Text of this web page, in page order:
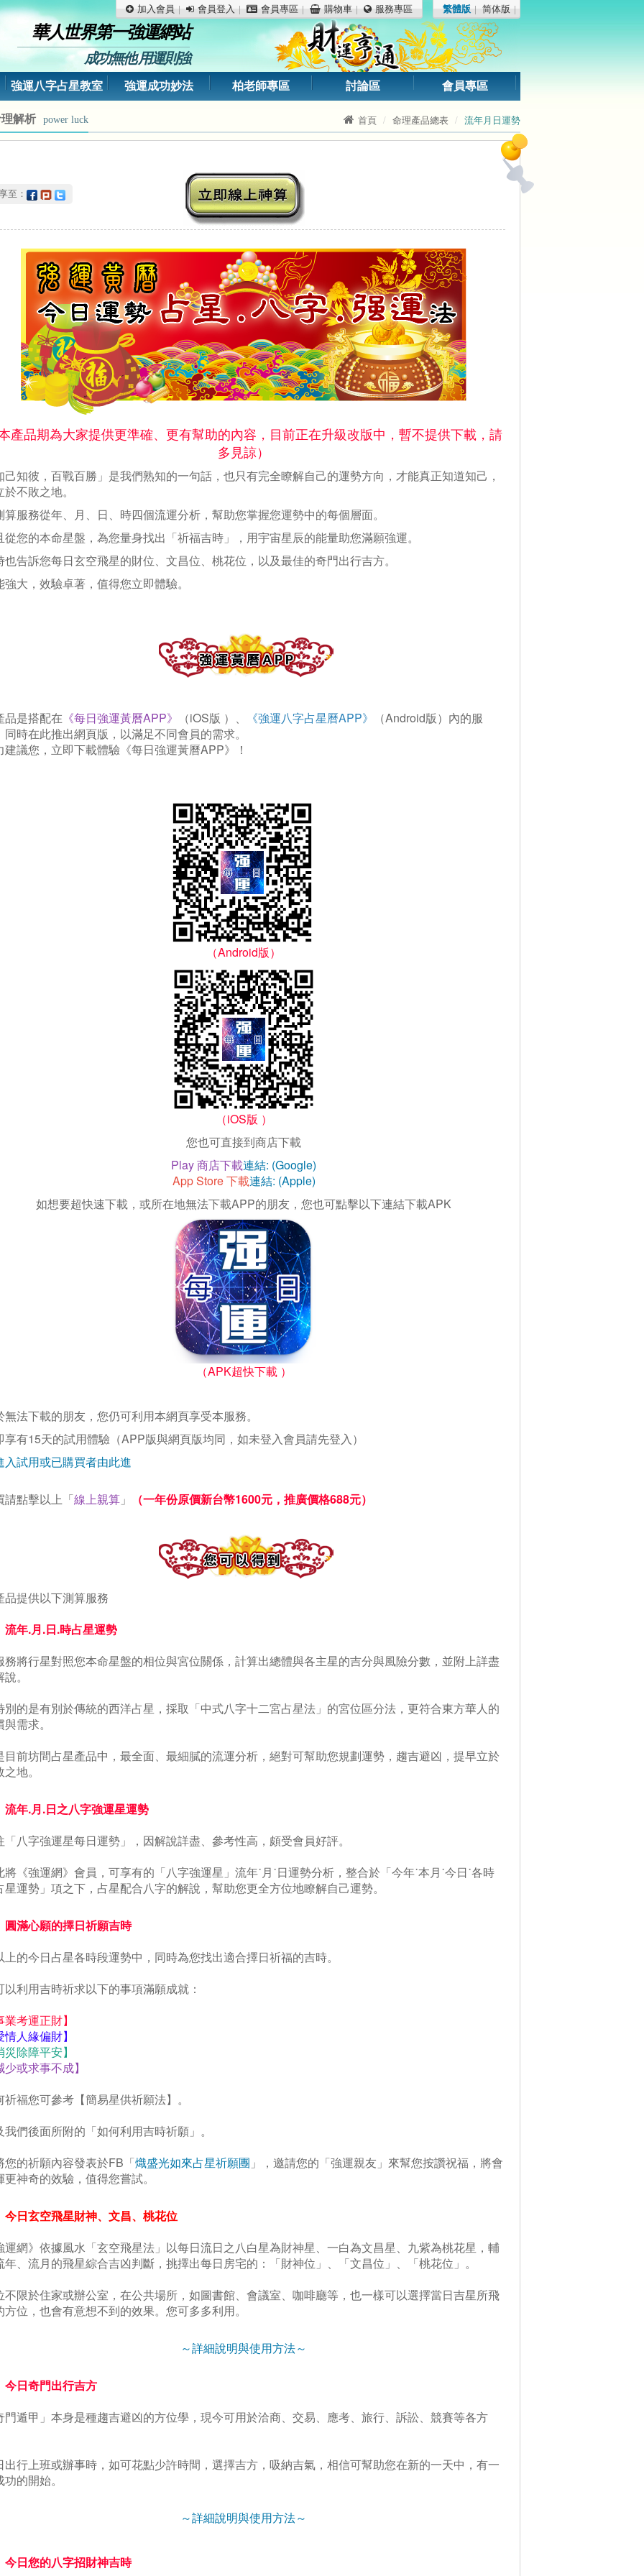
華人世界第一強運網站
成功無他 用運則強
加入會員 會員登入 會員專區 購物車 服務專區 繁體版 简体版
強運八字占星教室 強運成功妙法 柏老師專區 討論區 會員專區
首頁 命理產品總表 流年月日運勢
解析 power luck
至：
產品期為大家提供更準確、更有幫助的內容，目前正在升級改版中，暫不提供下載，請
多見諒）
己知彼，百戰百勝」是我們熟知的一句話，也只有完全瞭解自己的運勢方向，才能真正知道知己，
不敗之地。
算服務從年、月、日、時四個流運分析，幫助您掌握您運勢中的每個層面。
從您的本命星盤，為您量身找出「祈福吉時」，用宇宙星辰的能量助您滿願強運。
也告訴您每日玄空飛星的財位、文昌位、桃花位，以及最佳的奇門出行吉方。
強大，效驗卓著，值得您立即體驗。
品是搭配在 《每日強運黃曆APP》 （iOS版 ）、 《強運八字占星曆APP》
（Android版）內的服
同時在此推出網頁版，以滿足不同會員的需求。
建議您，立即下載體驗《每日強運黃曆APP》！
（Android版）
（iOS版 ）
您也可直接到商店下載
Play 商店下載連結: (Google)
App Store 下載連結: (Apple)
如想要超快速下載，或所在地無法下載APP的朋友，您也可點擊以下連結下載APK
（APK超快下載 ）
無法下載的朋友，您仍可利用本網頁享受本服務。
享有15天的試用體驗（APP版與網頁版均同，如未登入會員請先登入）
入試用或已購買者由此進
請點擊以上「線上親算 」 （一年份原價新台幣1600元，推廣價格688元）
品提供以下測算服務
流年.月.日.時占星運勢
務將行星對照您本命星盤的相位與宮位關係，計算出總體與各主星的吉分與風險分數，並附上詳盡
。
別的是有別於傳統的西洋占星，採取「中式八字十二宮占星法」的宮位區分法，更符合東方華人的
需求。
目前坊間占星產品中，最全面、最細膩的流運分析，絕對可幫助您規劃運勢，趨吉避凶，提早立於
地。
流年.月.日之八字強運星運勢
「八字強運星每日運勢」，因解說詳盡、參考性高，頗受會員好評。
將《強運網》會員，可享有的「八字強運星」流年˙月˙日運勢分析，整合於「今年˙本月˙今日˙各時
星運勢」項之下，占星配合八字的解說，幫助您更全方位地瞭解自己運勢。
圓滿心願的擇日祈願吉時
上的今日占星各時段運勢中，同時為您找出適合擇日祈福的吉時。
以利用吉時祈求以下的事項滿願成就：
業考運正財】
情人緣偏財】
災除障平安】
少或求事不成】
祈福您可參考【簡易星供祈願法】。
我們後面所附的「如何利用吉時祈願」。
您的祈願內容發表於FB「熾盛光如來占星祈願團 」，邀請您的「強運親友」來幫您按讚祝福，將會
更神奇的效驗，值得您嘗試。
今日玄空飛星財神、文昌、桃花位
運網》依據風水「玄空飛星法」以每日流日之八白星為財神星、一白為文昌星、九紫為桃花星，輔
年、流月的飛星綜合吉凶判斷，挑擇出每日房宅的：「財神位」、「文昌位」、「桃花位」。
不限於住家或辦公室，在公共場所，如圖書館、會議室、咖啡廳等，也一樣可以選擇當日吉星所飛
方位，也會有意想不到的效果。您可多多利用。
～詳細說明與使用方法～
今日奇門出行吉方
門遁甲」本身是種趨吉避凶的方位學，現今可用於洽商、交易、應考、旅行、訴訟、競賽等各方
出行上班或辦事時，如可花點少許時間，選擇吉方，吸納吉氣，相信可幫助您在新的一天中，有一
的開始。
～詳細說明與使用方法～
今日您的八字招財神吉時